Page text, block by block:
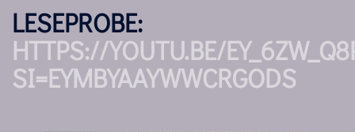
LESEPROBE:
HTTPS://YOUTU.BE/
SI=EYMBYAAYWWCRGODS